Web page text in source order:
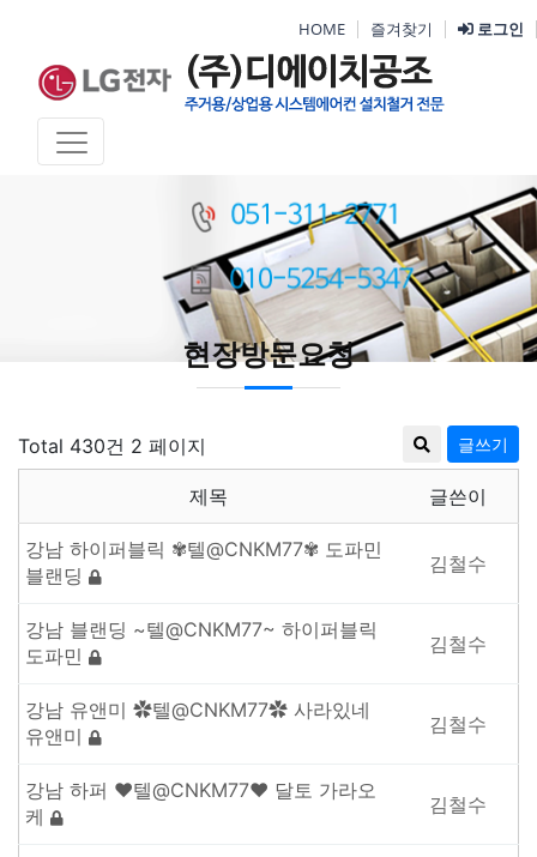
HOME 즐겨찾기 로그인
현장방문요청
Total 430건 2 페이지 글쓰기
제목 글쓴이
강남 하이퍼블릭 ✾텔@CNKM77✾ 도파민
블랜딩
김철수
강남 블랜딩 ~텔@CNKM77~ 하이퍼블릭
도파민
김철수
강남 유앤미 ✿텔@CNKM77✿ 사라있네
유앤미
김철수
강남 하퍼 ❤텔@CNKM77❤ 달토 가라오
케
김철수